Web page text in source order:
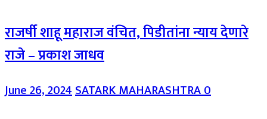
राजर्षी शाहू महाराज वंचित, पिडीतांना न्याय देणारे
राजे – प्रकाश जाधव
June 26, 2024SATARK MAHARASHTRA0